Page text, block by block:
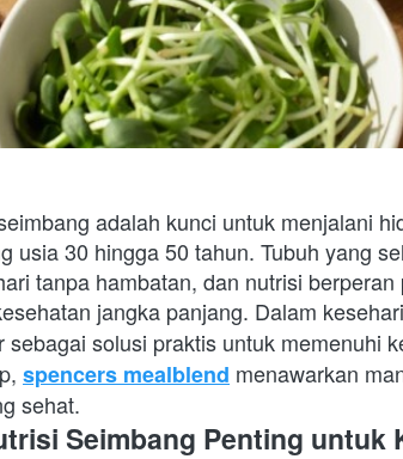
adalah kunci untuk menjalani
usia 30 hingga 50 tahun. Tubuh yang
tanpa hambatan, dan nutrisi
jangka panjang. Dalam
sebagai solusi praktis untuk memenuhi
spencers mealblend menawarkan
sehat.
Seimbang Penting untuk